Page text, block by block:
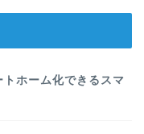
トホーム化できるスマ